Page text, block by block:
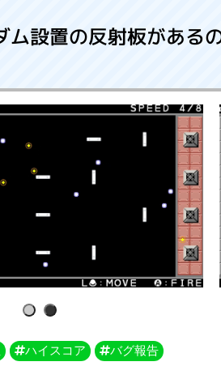
ム設置の反射板がある
1 2
ハイスコア バグ報告